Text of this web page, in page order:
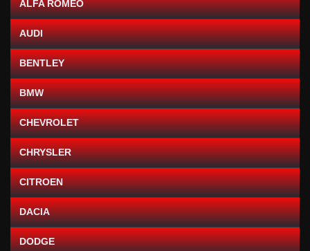
ALFA ROMEO
AUDI
BENTLEY
BMW
CHEVROLET
CHRYSLER
CITROEN
DACIA
DODGE